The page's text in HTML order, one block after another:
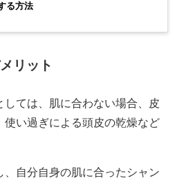
る方法
リット
しては、肌に合わない場合、皮
使い過ぎによる頭皮の乾燥など
自分自身の肌に合ったシャン